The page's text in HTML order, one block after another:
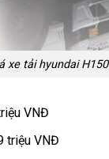
xe tải hyundai H150
VNĐ
triệu VNĐ